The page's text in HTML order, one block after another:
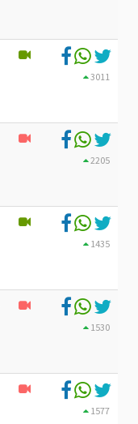
3011
2205
1435
1530
1577